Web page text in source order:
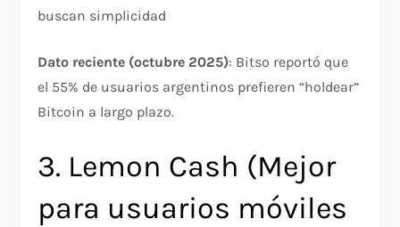
buscan simplicidad​
Dato reciente (octubre 2025): Bitso reportó que
el 55% de usuarios argentinos prefieren “holdear”
Bitcoin a largo plazo.​
3. Lemon Cash (Mejor
para usuarios móviles